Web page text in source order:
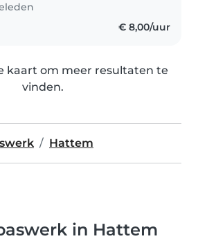
€ 8,00/uur
kaart om meer resultaten te
vinden.
Hattem
in Hattem